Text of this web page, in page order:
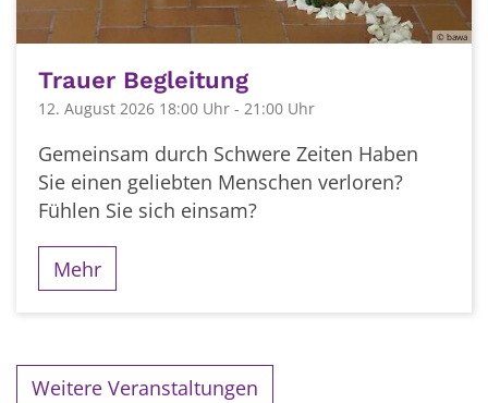
© bawa
Trauer Begleitung
12. August 2026 18:00 Uhr - 21:00 Uhr
Gemeinsam durch Schwere Zeiten Haben
Sie einen geliebten Menschen verloren?
Fühlen Sie sich einsam?
Mehr
Weitere Veranstaltungen